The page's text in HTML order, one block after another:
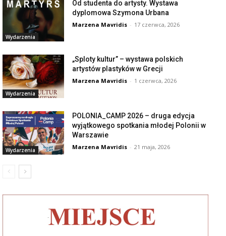
Wydarzenia
Od studenta do artysty. Wystawa
dyplomowa Szymona Urbana
Marzena Mavridis - 17 czerwca, 2026
Wydarzenia
„Sploty kultur” – wystawa polskich
artystów plastyków w Grecji
Marzena Mavridis - 1 czerwca, 2026
Wydarzenia
POLONIA_CAMP 2026 – druga edycja
wyjątkowego spotkania młodej Polonii w
Warszawie
Marzena Mavridis - 21 maja, 2026